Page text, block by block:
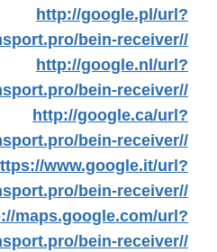
http://google.pl/url?
bein-receiver//
http://google.nl/url?
bein-receiver//
http://google.ca/url?
bein-receiver//
www.google.it/url?
bein-receiver//
maps.google.com/url?
bein-receiver//